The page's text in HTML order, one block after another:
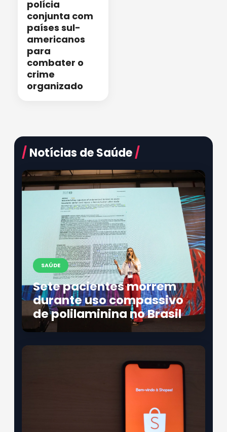
polícia
conjunta com
países sul-
americanos
para
combater o
crime
organizado
/ Notícias de Saúde/
SAÚDE
Sete pacientes morrem
durante uso compassivo
de polilaminina no Brasil